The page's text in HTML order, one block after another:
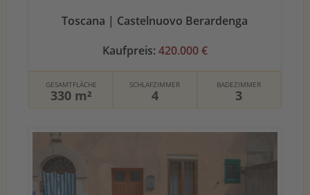
Toscana | Castelnuovo Berardenga
Kaufpreis: 420.000 €
GESAMTFLÄCHE
330 m²
SCHLAFZIMMER
4
BADEZIMMER
3